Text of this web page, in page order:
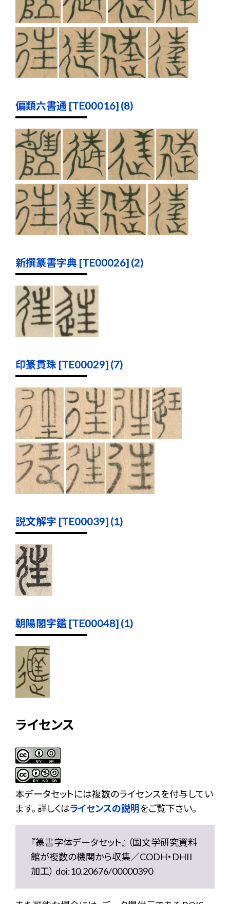
偏類六書通 [TE00016] (8)
新撰篆書字典 [TE00026] (2)
印篆貫珠 [TE00029] (7)
説文解字 [TE00039] (1)
朝陽閣字鑑 [TE00048] (1)
ライセンス
本データセットには複数のライセンスを付与してい
ます。 詳しくはライセンスの説明をご覧下さい。
『篆書字体データセット』 （国文学研究資料
館が複数の機関から収集／CODH・DHII
加工） doi:10.20676/00000390